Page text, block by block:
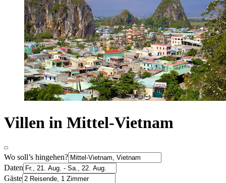
Villen in Mittel-Vietnam
Wo soll’s hingehen?
Daten
Gäste